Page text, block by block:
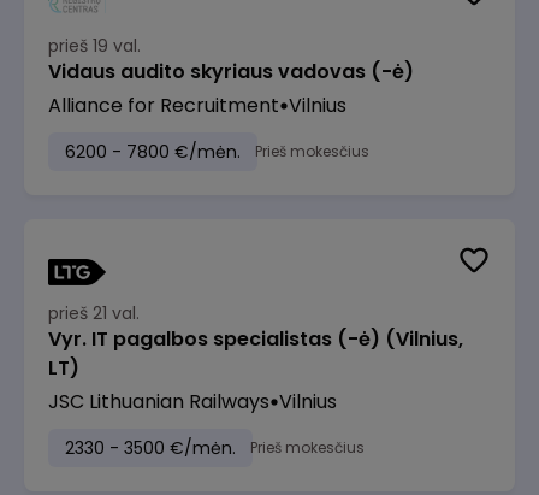
prieš 19 val.
Vidaus audito skyriaus vadovas (-ė)
Alliance for Recruitment Vilnius
6200 - 7800 €/mėn. Prieš mokesčius
prieš 21 val.
Vyr. IT pagalbos specialistas (-ė) (Vilnius,
LT)
JSC Lithuanian Railways Vilnius
2330 - 3500 €/mėn. Prieš mokesčius